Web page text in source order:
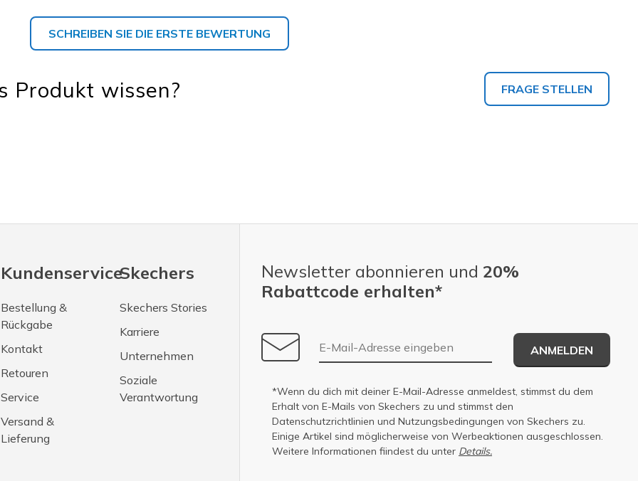
SCHREIBEN SIE DIE ERSTE BEWERTUNG
Produkt wissen? FRAGE STELLEN
Kundenservice
Bestellung &
Rückgabe
Kontakt
Retouren
Service
Versand &
Lieferung
Skechers
Skechers Stories
Karriere
Unternehmen
Soziale
Verantwortung
Newsletter abonnieren und 20%
Rabattcode erhalten*
E-Mail-Adresse
ANMELDEN
*Wenn du dich mit deiner E-Mail-Adresse anmeldest, stimmst du dem
Erhalt von E-Mails von Skechers zu und stimmst den
Datenschutzrichtlinien und Nutzungsbedingungen von Skechers zu.
Einige Artikel sind möglicherweise von Werbeaktionen ausgeschlossen.
Weitere Informationen fiindest du unter Details.